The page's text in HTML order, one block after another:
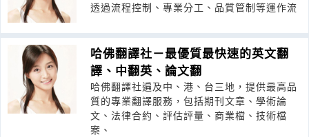
透過流程控制、專業分工、品質管制等運作流
哈佛翻譯社－最優質最快速的英文翻
譯、中翻英、論文翻
哈佛翻譯社遍及中、港、台三地，提供最高品
質的專業翻譯服務，包括期刊文章、學術論
文、法律合約、評估評量、商業檔、技術檔
案、